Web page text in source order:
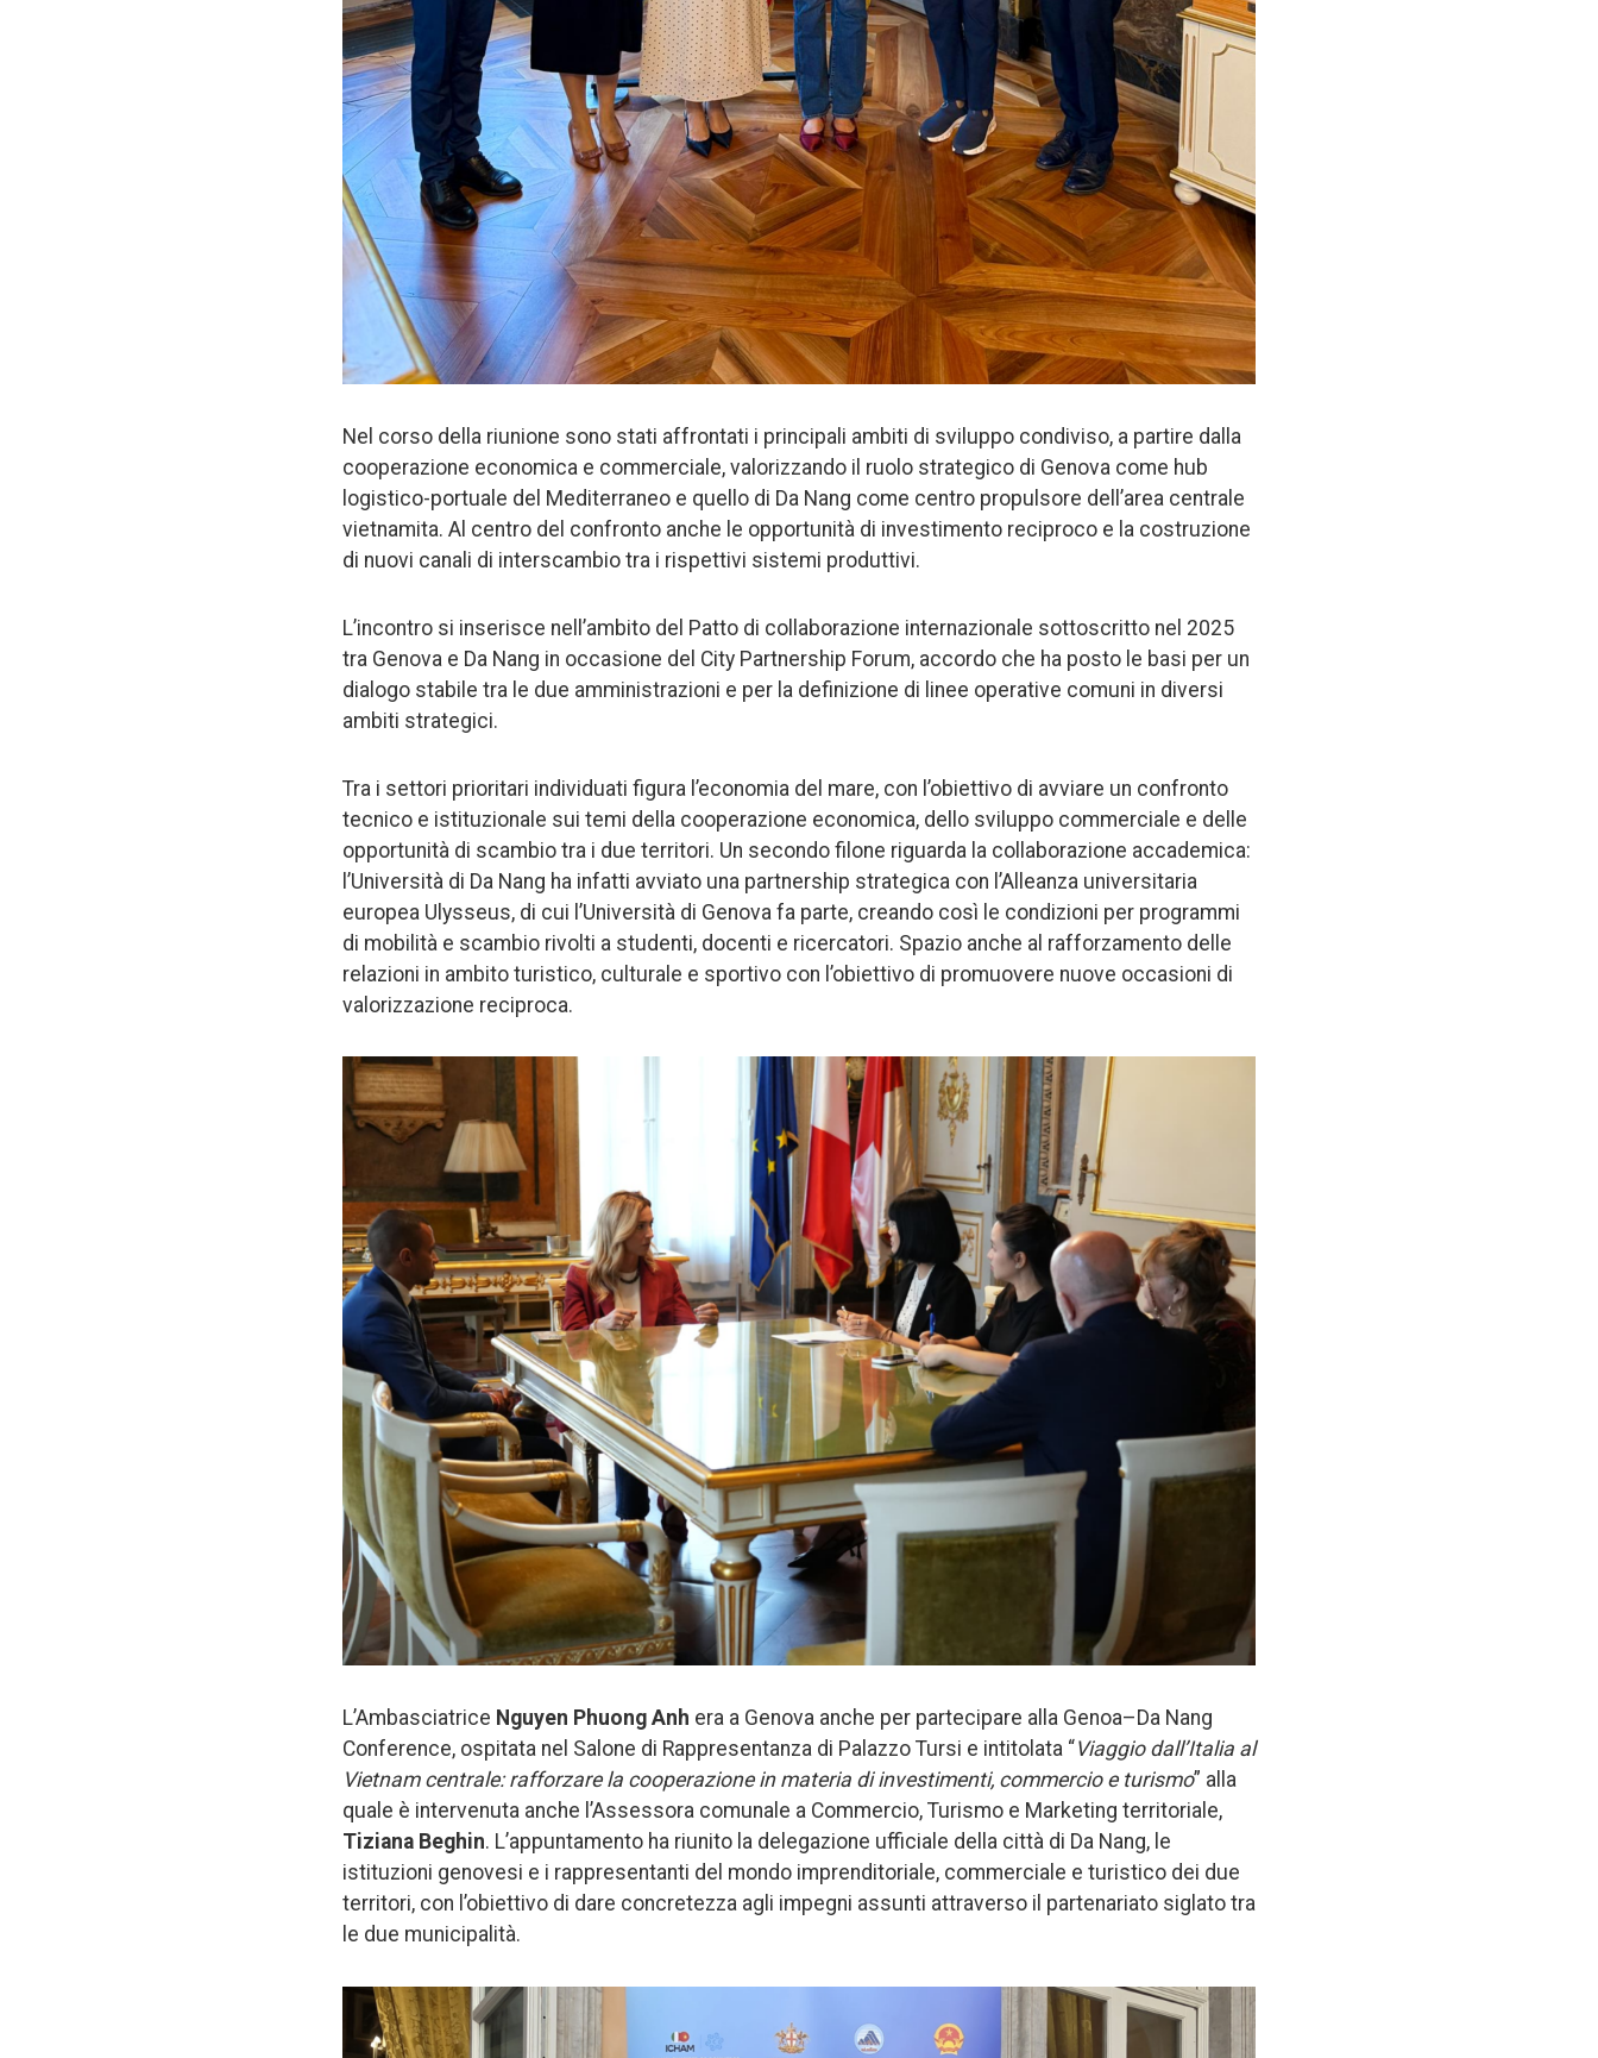
Nel corso della riunione sono stati affrontati i principali ambiti di sviluppo condiviso, a partire dalla
cooperazione economica e commerciale, valorizzando il ruolo strategico di Genova come hub
logistico-portuale del Mediterraneo e quello di Da Nang come centro propulsore dell’area centrale
vietnamita. Al centro del confronto anche le opportunità di investimento reciproco e la costruzione
di nuovi canali di interscambio tra i rispettivi sistemi produttivi.
L’incontro si inserisce nell’ambito del Patto di collaborazione internazionale sottoscritto nel 2025
tra Genova e Da Nang in occasione del City Partnership Forum, accordo che ha posto le basi per un
dialogo stabile tra le due amministrazioni e per la definizione di linee operative comuni in diversi
ambiti strategici.
Tra i settori prioritari individuati figura l’economia del mare, con l’obiettivo di avviare un confronto
tecnico e istituzionale sui temi della cooperazione economica, dello sviluppo commerciale e delle
opportunità di scambio tra i due territori. Un secondo filone riguarda la collaborazione accademica:
l’Università di Da Nang ha infatti avviato una partnership strategica con l’Alleanza universitaria
europea Ulysseus, di cui l’Università di Genova fa parte, creando così le condizioni per programmi
di mobilità e scambio rivolti a studenti, docenti e ricercatori. Spazio anche al rafforzamento delle
relazioni in ambito turistico, culturale e sportivo con l’obiettivo di promuovere nuove occasioni di
valorizzazione reciproca.
L’Ambasciatrice Nguyen Phuong Anh era a Genova anche per partecipare alla Genoa–Da Nang
Conference, ospitata nel Salone di Rappresentanza di Palazzo Tursi e intitolata “Viaggio dall’Italia al
Vietnam centrale: rafforzare la cooperazione in materia di investimenti, commercio e turismo” alla
quale è intervenuta anche l’Assessora comunale a Commercio, Turismo e Marketing territoriale,
Tiziana Beghin. L’appuntamento ha riunito la delegazione ufficiale della città di Da Nang, le
istituzioni genovesi e i rappresentanti del mondo imprenditoriale, commerciale e turistico dei due
territori, con l’obiettivo di dare concretezza agli impegni assunti attraverso il partenariato siglato tra
le due municipalità.